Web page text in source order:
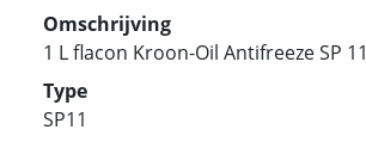
Omschrijving
1 L flacon Kroon-Oil Antifreeze SP 11
Type
SP11